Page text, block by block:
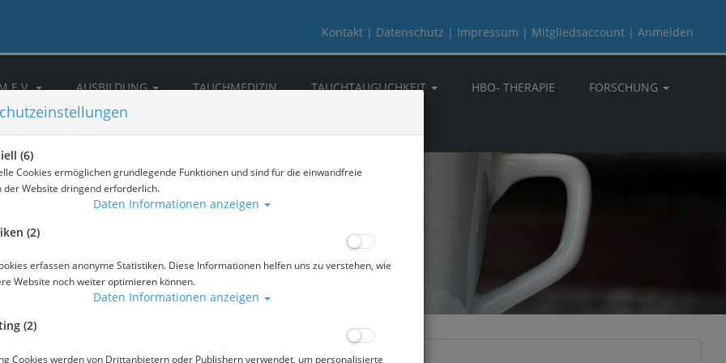
Kontakt | Datenschutz | Impressum | Mitgliedsaccount | Anmelden
E.V. AUSBILDUNG TAUCHMEDIZIN TAUCHTAUGLICHKEIT HBO- THERAPIE FORSCHUNG
DOWNLOAD & INFOS
(6)
Cookies ermöglichen grundlegende Funktionen und sind für die einwandfreie
der Website dringend erforderlich.
Daten Informationen anzeigen
(2)
erfassen anonyme Statistiken. Diese Informationen helfen uns zu verstehen, wie
Website noch weiter optimieren können.
Daten Informationen anzeigen
(2)
Cookies werden von Drittanbietern oder Publishern verwendet, um personalisierte